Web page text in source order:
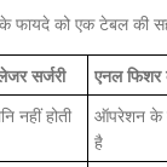
फायदे को एक टेबल की
सर्जरी
एनल फिशर
नहीं होती
ऑपरेशन के
है